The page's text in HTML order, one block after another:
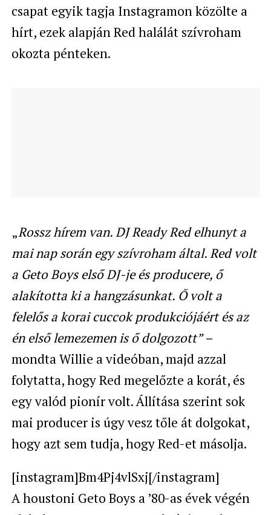
csapat egyik tagja Instagramon közölte a
hírt, ezek alapján Red halálát szívroham
okozta pénteken.
„Rossz hírem van. DJ Ready Red elhunyt a
mai nap során egy szívroham által. Red volt
a Geto Boys első DJ-je és producere, ő
alakította ki a hangzásunkat. Ő volt a
felelős a korai cuccok produkciójáért és az
én első lemezemen is ő dolgozott” –
mondta Willie a videóban, majd azzal
folytatta, hogy Red megelőzte a korát, és
egy valód pionír volt. Állítása szerint sok
mai producer is úgy vesz tőle át dolgokat,
hogy azt sem tudja, hogy Red-et másolja.
[instagram]Bm4Pj4vlSxj[/instagram]
A houstoni Geto Boys a ’80-as évek végén